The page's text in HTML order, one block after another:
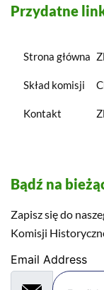
Przydatne
Strona główna
Skład komisji
Kontakt
Bądź na
Zapisz się do
Komisji
Email Address